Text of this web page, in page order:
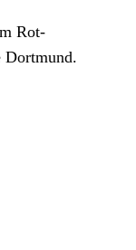
Rot-
Dortmund.